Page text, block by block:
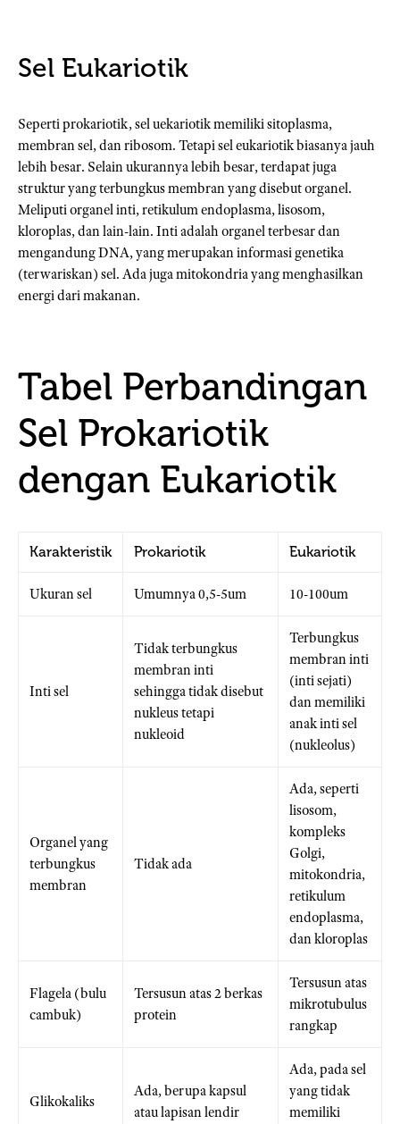
Sel Eukariotik
Seperti prokariotik, sel uekariotik memiliki sitoplasma,
membran sel, dan ribosom. Tetapi sel eukariotik biasanya jauh
lebih besar. Selain ukurannya lebih besar, terdapat juga
struktur yang terbungkus membran yang disebut organel.
Meliputi organel inti, retikulum endoplasma, lisosom,
kloroplas, dan lain-lain. Inti adalah organel terbesar dan
mengandung DNA, yang merupakan informasi genetika
(terwariskan) sel. Ada juga mitokondria yang menghasilkan
energi dari makanan.
Tabel Perbandingan
Sel Prokariotik
dengan Eukariotik
Karakteristik Prokariotik Eukariotik
Ukuran sel Umumnya 0,5-5um 10-100um
Inti sel
Tidak terbungkus
membran inti
sehingga tidak disebut
nukleus tetapi
nukleoid
Terbungkus
membran inti
(inti sejati)
dan memiliki
anak inti sel
(nukleolus)
Organel yang
terbungkus
membran
Tidak ada
Ada, seperti
lisosom,
kompleks
Golgi,
mitokondria,
retikulum
endoplasma,
dan kloroplas
Flagela (bulu
cambuk)
Tersusun atas 2 berkas
protein
Tersusun atas
mikrotubulus
rangkap
Glikokaliks
Ada, berupa kapsul
atau lapisan lendir
Ada, pada sel
yang tidak
memiliki